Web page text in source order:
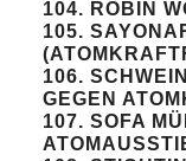
104. ROBIN
105.
106.
GEGEN
107. SOFA